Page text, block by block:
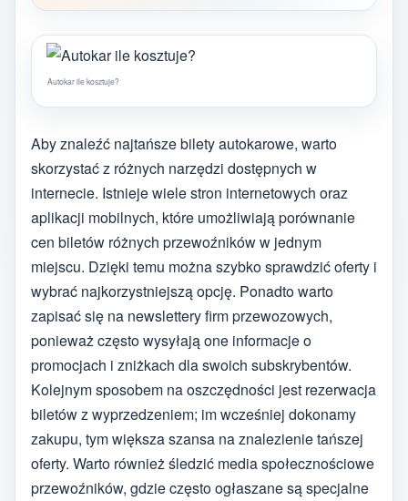
Autokar ile kosztuje?
Aby znaleźć najtańsze bilety autokarowe, warto
skorzystać z różnych narzędzi dostępnych w
internecie. Istnieje wiele stron internetowych oraz
aplikacji mobilnych, które umożliwiają porównanie
cen biletów różnych przewoźników w jednym
miejscu. Dzięki temu można szybko sprawdzić oferty i
wybrać najkorzystniejszą opcję. Ponadto warto
zapisać się na newslettery firm przewozowych,
ponieważ często wysyłają one informacje o
promocjach i zniżkach dla swoich subskrybentów.
Kolejnym sposobem na oszczędności jest rezerwacja
biletów z wyprzedzeniem; im wcześniej dokonamy
zakupu, tym większa szansa na znalezienie tańszej
oferty. Warto również śledzić media społecznościowe
przewoźników, gdzie często ogłaszane są specjalne